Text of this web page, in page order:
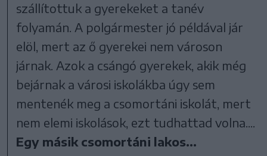
szállítottuk a gyerekeket a tanév
folyamán. A polgármester jó példával jár
elöl, mert az ő gyerekei nem városon
járnak. Azok a csángó gyerekek, akik még
bejárnak a városi iskolákba úgy sem
mentenék meg a csomortáni iskolát, mert
nem elemi iskolások, ezt tudhattad volna....
Egy másik csomortáni lakos...